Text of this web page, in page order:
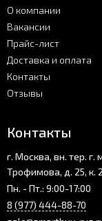
О компании
Вакансии
Прайс-лист
Доставка и оплата
Контакты
Отзывы
Контакты
г. Москва, вн. тер.
Трофимова, д. 25, к. 2
Пн. - Пт.: 9:00-17:00
8 (977) 444-88-70